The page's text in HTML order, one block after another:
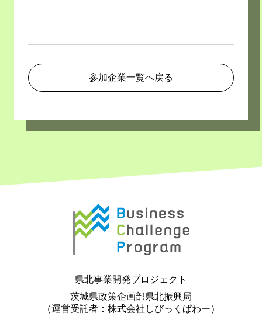
参加企業一覧へ戻る
県北事業開発プロジェクト
茨城県政策企画部県北振興局
（運営受託者：株式会社しびっくぱわー）